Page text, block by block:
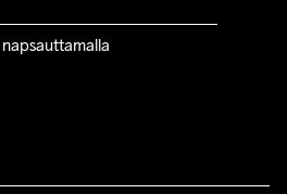
napsauttamalla